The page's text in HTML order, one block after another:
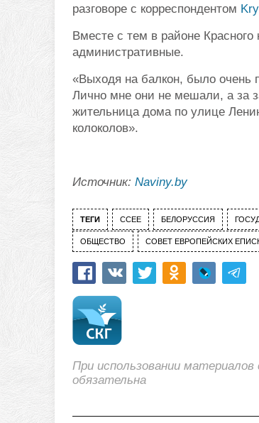
разговоре с корреспондентом
Вместе с тем в районе
административные.
«Выходя на балкон, было очень
Лично мне они не мешали, а за
жительница дома по улице
колоколов».
Источник: Naviny.by
ТЕГИ CCEE БЕЛОРУССИЯ
ОБЩЕСТВО СОВЕТ ЕВРОПЕЙСКИХ
При использовании
обязательна